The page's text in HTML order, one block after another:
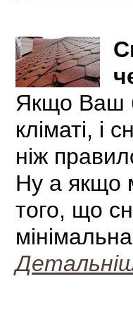
Якщо Ваш
кліматі, і
ніж
Ну а якщо
того, що